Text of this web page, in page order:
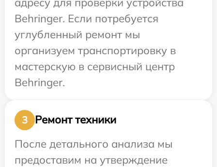
Behringer. Если потребуется
углубленный ремонт мы
организуем транспортировку в
мастерскую в сервисный центр
Behringer.
3
Ремонт техники
После детального анализа мы
предоставим на утверждение